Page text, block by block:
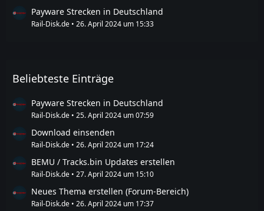
Payware Strecken in Deutschland
Rail-Disk.de 26. April 2024 um 15:33
Beliebteste Einträge
Payware Strecken in Deutschland
Rail-Disk.de 25. April 2024 um 07:59
Download einsenden
Rail-Disk.de 26. April 2024 um 17:24
BEMU / Tracks.bin Updates erstellen
Rail-Disk.de 27. April 2024 um 15:10
Neues Thema erstellen (Forum-Bereich)
Rail-Disk.de 26. April 2024 um 17:37